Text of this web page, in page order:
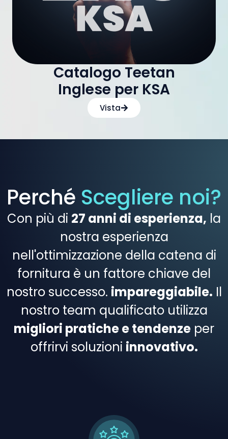
Catalogo Teetan
Inglese per KSA
Vista
Perché Scegliere noi?
Con più di 27 anni di esperienza, la
nostra esperienza
nell'ottimizzazione della catena di
fornitura è un fattore chiave del
nostro successo. impareggiabile. Il
nostro team qualificato utilizza
migliori pratiche e tendenze per
offrirvi soluzioni innovativo.